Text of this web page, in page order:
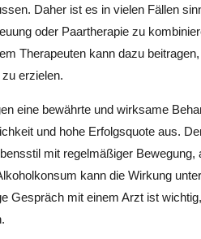
Daher ist es in vielen Fällen
oder Paartherapie zu
Therapeuten kann dazu
erzielen.
eine bewährte und wirksame
und hohe Erfolgsquote aus.
mit regelmäßiger Bewegung,
kann die Wirkung
Gespräch mit einem Arzt ist